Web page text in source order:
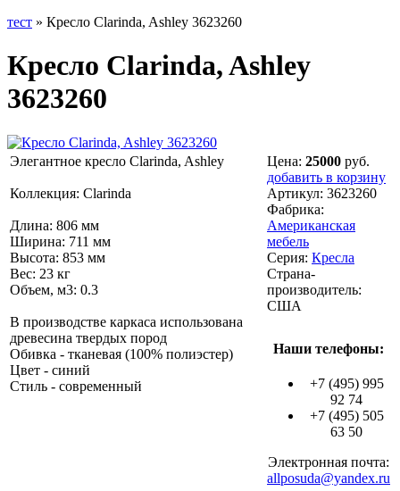
тест » Кресло Clarinda, Ashley 3623260
Кресло Clarinda, Ashley
3623260
Элегантное кресло Clarinda, Ashley
Коллекция: Clarinda
Длина: 806 мм
Ширина: 711 мм
Высота: 853 мм
Вес: 23 кг
Объем, м3: 0.3
В производстве каркаса использована
древесина твердых пород
Обивка - тканевая (100% полиэстер)
Цвет - синий
Стиль - современный
Цена: 25000 руб.
добавить в корзину
Артикул: 3623260
Фабрика:
Американская
мебель
Серия: Кресла
Страна-
производитель:
США
Наши телефоны:
+7 (495) 995
92 74
+7 (495) 505
63 50
Электронная почта:
allposuda@yandex.ru